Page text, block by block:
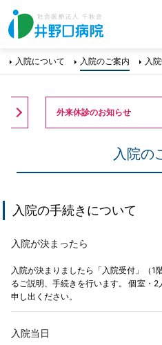
外来休診のお知らせ
入院について 入院のご案内 入
入院の
入院の手続きについて
入院が決まったら
入院が決まりましたら「入院受付」（1
るご説明、手続きを行います。 個室・
申し出ください。
入院当日